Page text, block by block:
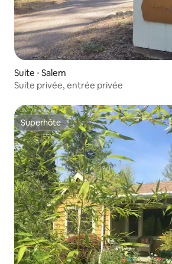
Suite ⋅ Salem
Suite privée, entrée privée
Superhôte
Superhôte